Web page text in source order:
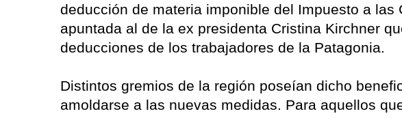
deducción de materia imponible del Impuesto a las
apuntada al de la ex presidenta Cristina Kirchner
deducciones de los trabajadores de la Patagonia.
Distintos gremios de la región poseían dicho
amoldarse a las nuevas medidas. Para aquellos